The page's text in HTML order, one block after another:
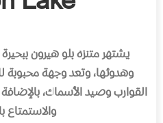
يشتهر متنزه بلو هيرون
وهدوئها، وتعد وجهة محبوبة
القوارب وصيد الأسماك،
والاستمتاع